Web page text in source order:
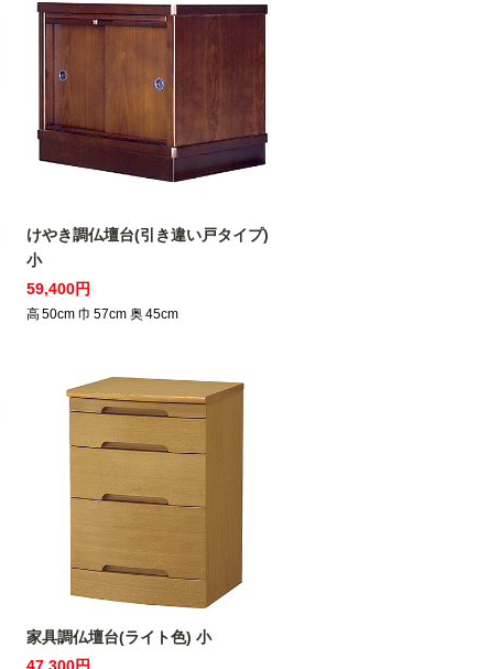
けやき調仏壇台(引き違い戸タイプ)
小
59,400円
高50cm 巾 57cm 奥45cm
家具調仏壇台(ライト色) 小